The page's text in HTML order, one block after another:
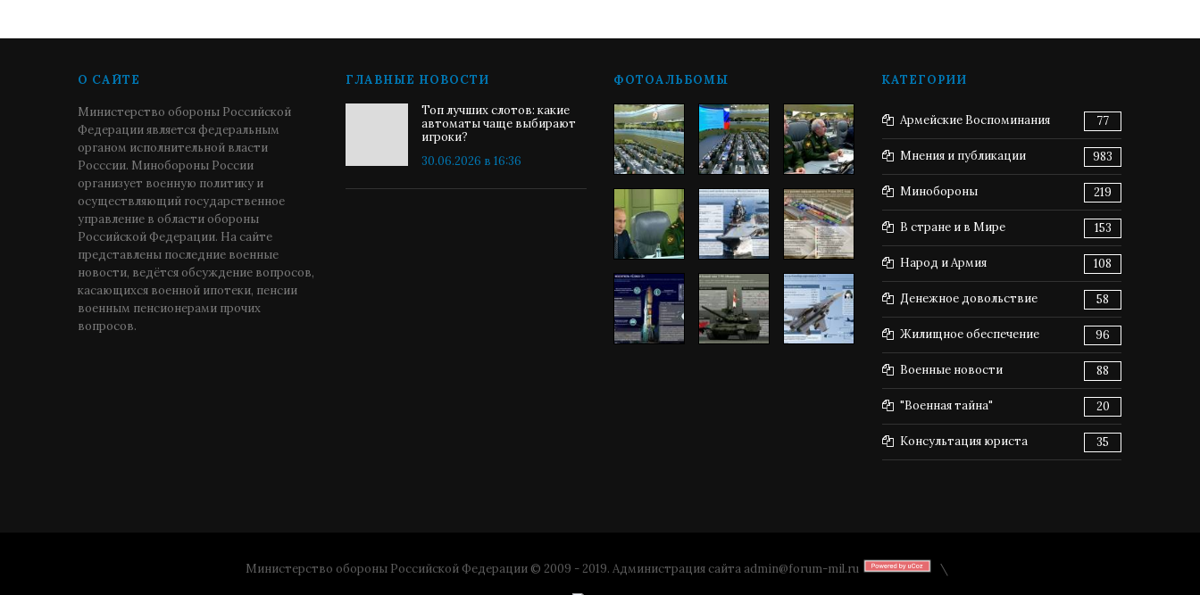
О САЙТЕ
Министерство обороны Российской
Федерации является федеральным
органом исполнительной власти
Росссии. Минобороны России
организует военную политику и
осуществляющий государственное
управление в области обороны
Российской Федерации. На сайте
представлены последние военные
новости, ведётся обсуждение вопросов,
касающихся военной ипотеки, пенсии
военным пенсионерами прочих
вопросов.
ГЛАВНЫЕ НОВОСТИ
Топ лучших слотов: какие
автоматы чаще выбирают
игроки?
30.06.2026 в 16:36
ФОТОАЛЬБОМЫ КАТЕГОРИИ
Армейские Воспоминания 77
Мнения и публикации 983
Минобороны 219
В стране и в Мире 153
Народ и Армия 108
Денежное довольствие 58
Жилищное обеспечение 96
Военные новости 88
"Военная тайна" 20
Консультация юриста 35
Министерство обороны Российской Федерации © 2009 - 2019. Администрация сайта admin@forum-mil.ru